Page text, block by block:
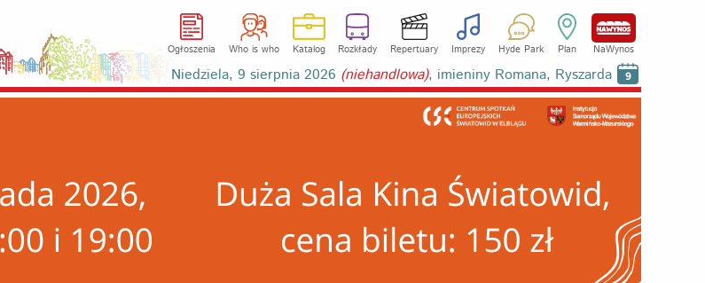
Ogłoszenia Who is who Katalog Rozkłady Repertuary Imprezy Hyde Park Plan NaWynos
Niedziela, 9 sierpnia 2026 (niehandlowa), imieniny Romana, Ryszarda 9